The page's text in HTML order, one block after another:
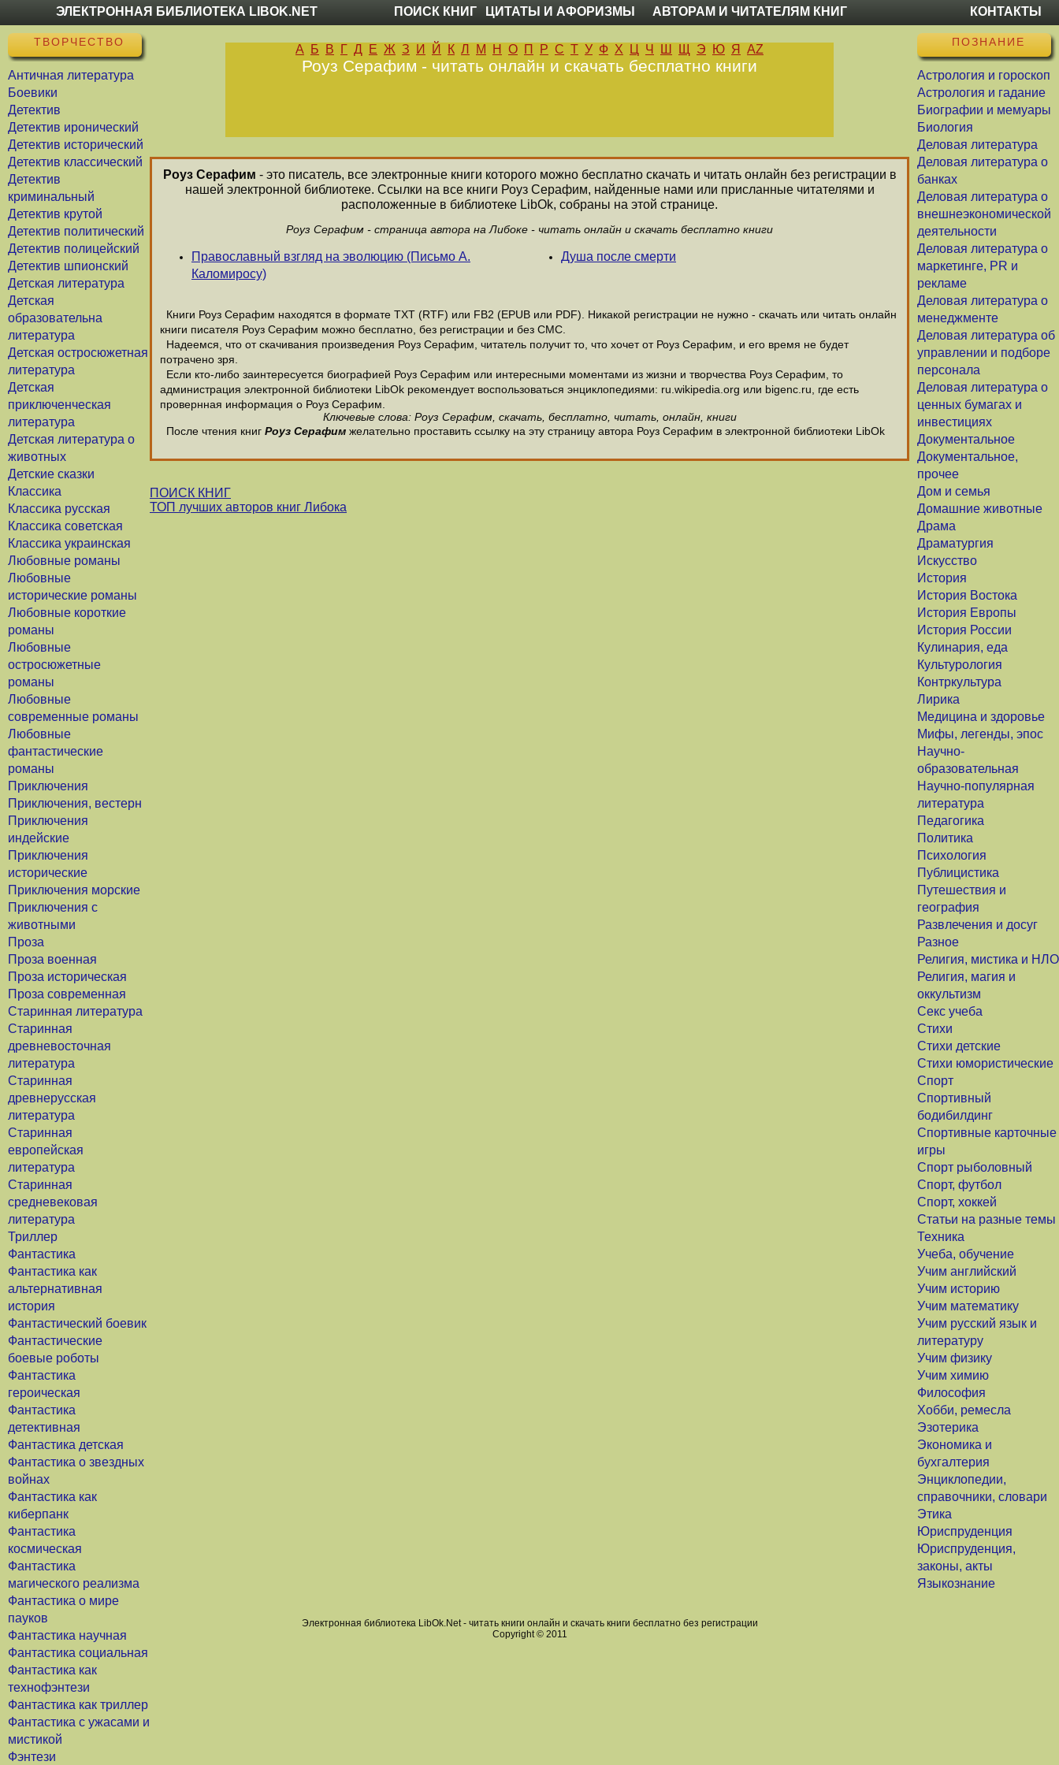
ЭЛЕКТРОННАЯ БИБЛИОТЕКА LIBOK.NET ПОИСК КНИГ ЦИТАТЫ И АФОРИЗМЫ АВТОРАМ И ЧИТАТЕЛЯМ КНИГ КОНТАКТЫ
ТВОРЧЕСТВО
Античная литература
Боевики
Детектив
Детектив иронический
Детектив исторический
Детектив классический
Детектив
криминальный
Детектив крутой
Детектив политический
Детектив полицейский
Детектив шпионский
Детская литература
Детская
образовательна
литература
Детская остросюжетная
литература
Детская
приключенческая
литература
Детская литература о
животных
Детские сказки
Классика
Классика русская
Классика советская
Классика украинская
Любовные романы
Любовные
исторические романы
Любовные короткие
романы
Любовные
остросюжетные
романы
Любовные
современные романы
Любовные
фантастические
романы
Приключения
Приключения, вестерн
Приключения
индейские
Приключения
исторические
Приключения морские
Приключения с
животными
Проза
Проза военная
Проза историческая
Проза современная
Старинная литература
Старинная
древневосточная
литература
Старинная
древнерусская
литература
Старинная
европейская
литература
Старинная
средневековая
литература
Триллер
Фантастика
Фантастика как
альтернативная
история
Фантастический боевик
Фантастические
боевые роботы
Фантастика
героическая
Фантастика
детективная
Фантастика детская
Фантастика о звездных
войнах
Фантастика как
киберпанк
Фантастика
космическая
Фантастика
магического реализма
Фантастика о мире
пауков
Фантастика научная
Фантастика социальная
Фантастика как
технофэнтези
Фантастика как триллер
Фантастика с ужасами и
мистикой
Фэнтези
ПОЗНАНИЕ
Астрология и гороскоп
Астрология и гадание
Биографии и мемуары
Биология
Деловая литература
Деловая литература о
банках
Деловая литература о
внешнеэкономической
деятельности
Деловая литература о
маркетинге, PR и
рекламе
Деловая литература о
менеджменте
Деловая литература об
управлении и подборе
персонала
Деловая литература о
ценных бумагах и
инвестициях
Документальное
Документальное,
прочее
Дом и семья
Домашние животные
Драма
Драматургия
Искусство
История
История Востока
История Европы
История России
Кулинария, еда
Культурология
Контркультура
Лирика
Медицина и здоровье
Мифы, легенды, эпос
Научно-
образовательная
Научно-популярная
литература
Педагогика
Политика
Психология
Публицистика
Путешествия и
география
Развлечения и досуг
Разное
Религия, мистика и НЛО
Религия, магия и
оккультизм
Секс учеба
Стихи
Стихи детские
Стихи юмористические
Спорт
Спортивный
бодибилдинг
Спортивные карточные
игры
Спорт рыболовный
Спорт, футбол
Спорт, хоккей
Статьи на разные темы
Техника
Учеба, обучение
Учим английский
Учим историю
Учим математику
Учим русский язык и
литературу
Учим физику
Учим химию
Философия
Хобби, ремесла
Эзотерика
Экономика и
бухгалтерия
Энциклопедии,
справочники, словари
Этика
Юриспруденция
Юриспруденция,
законы, акты
Языкознание
А Б В Г Д Е Ж З И Й К Л М Н О П Р С Т У Ф Х Ц Ч Ш Щ Э Ю Я AZ
Роуз Серафим - читать онлайн и скачать бесплатно книги
Роуз Серафим - это писатель, все электронные книги которого можно бесплатно скачать и читать онлайн без регистрации в
нашей электронной библиотеке. Ссылки на все книги Роуз Серафим, найденные нами или присланные читателями и
расположенные в библиотеке LibOk, собраны на этой странице.
Роуз Серафим - страница автора на Либоке - читать онлайн и скачать бесплатно книги
Православный взгляд на эволюцию (Письмо А.
Каломиросу)
Душа после смерти
Книги Роуз Серафим находятся в формате ТХТ (RTF) или FB2 (EPUB или PDF). Никакой регистрации не нужно - скачать или читать онлайн
книги писателя Роуз Серафим можно бесплатно, без регистрации и без СМС.
Надеемся, что от скачивания произведения Роуз Серафим, читатель получит то, что хочет от Роуз Серафим, и его время не будет
потрачено зря.
Если кто-либо заинтересуется биографией Роуз Серафим или интересными моментами из жизни и творчества Роуз Серафим, то
администрация электронной библиотеки LibOk рекомендует воспользоваться энциклопедиями: ru.wikipedia.org или bigenc.ru, где есть
провернная информация о Роуз Серафим.
Ключевые слова: Роуз Серафим, скачать, бесплатно, читать, онлайн, книги
После чтения книг Роуз Серафим желательно проставить ссылку на эту страницу автора Роуз Серафим в электронной библиотеки LibOk
ПОИСК КНИГ
ТОП лучших авторов книг Либока
Электронная библиотека LibOk.Net - читать книги онлайн и скачать книги бесплатно без регистрации
Copyright © 2011